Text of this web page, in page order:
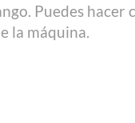
Puedes hacer
la máquina.